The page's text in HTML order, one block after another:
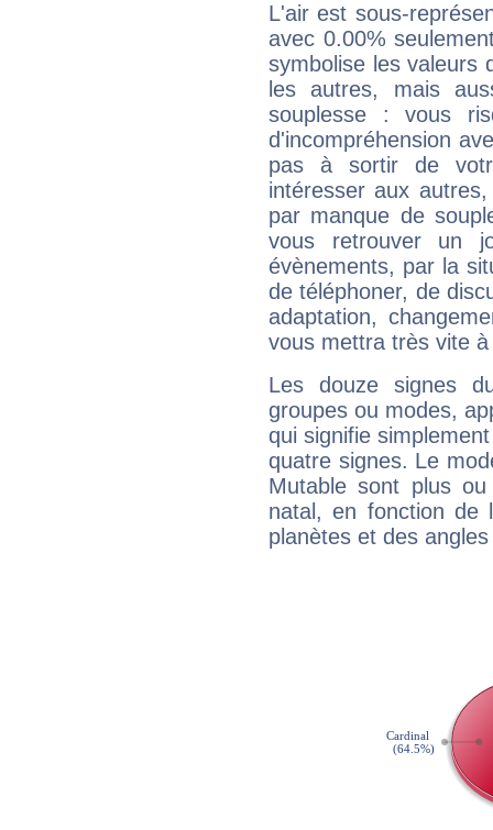
L'air est sous-
avec 0.00%
symbolise les valeurs
les autres, mais
souplesse : vous
d'incompréhension
pas à sortir de
intéresser aux
par manque de
vous retrouver un
évènements, par la
de téléphoner, de
adaptation,
vous mettra très vite
Les douze signes
groupes ou modes,
qui signifie
quatre signes. Le
Mutable sont plus
natal, en fonction de
planètes et des